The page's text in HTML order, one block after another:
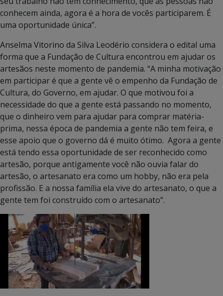
conhecem ainda, agora é a hora de vocês participarem. É
uma oportunidade única”.
Anselma Vitorino da Silva Leodério considera o edital uma
forma que a Fundação de Cultura encontrou em ajudar os
artesãos neste momento de pandemia. “A minha motivação
em participar é que a gente vê o empenho da Fundação de
Cultura, do Governo, em ajudar. O que motivou foi a
necessidade do que a gente está passando no momento,
que o dinheiro vem para ajudar para comprar matéria-
prima, nessa época de pandemia a gente não tem feira, e
esse apoio que o governo dá é muito ótimo. Agora a gente
está tendo essa oportunidade de ser reconhecido como
artesão, porque antigamente você não ouvia falar do
artesão, o artesanato era como um hobby, não era pela
profissão. E a nossa família ela vive do artesanato, o que a
gente tem foi construído com o artesanato”.